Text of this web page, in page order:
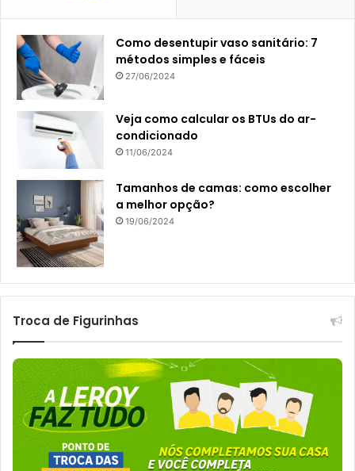
Como desentupir vaso sanitário: 7
métodos simples e fáceis
27/06/2024
Veja como calcular os BTUs do ar-
condicionado
11/06/2024
Tamanhos de camas: como escolher
a melhor opção?
19/06/2024
Troca de Figurinhas